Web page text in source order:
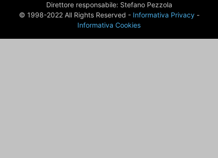
Direttore responsabile: Stefano Pezzola
© 1998-2022 All Rights Reserved - Informativa Privacy-
Informativa Cookies